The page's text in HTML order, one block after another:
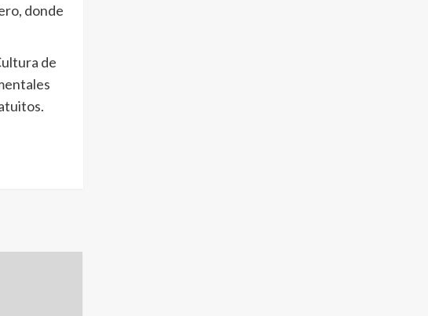
donde
de